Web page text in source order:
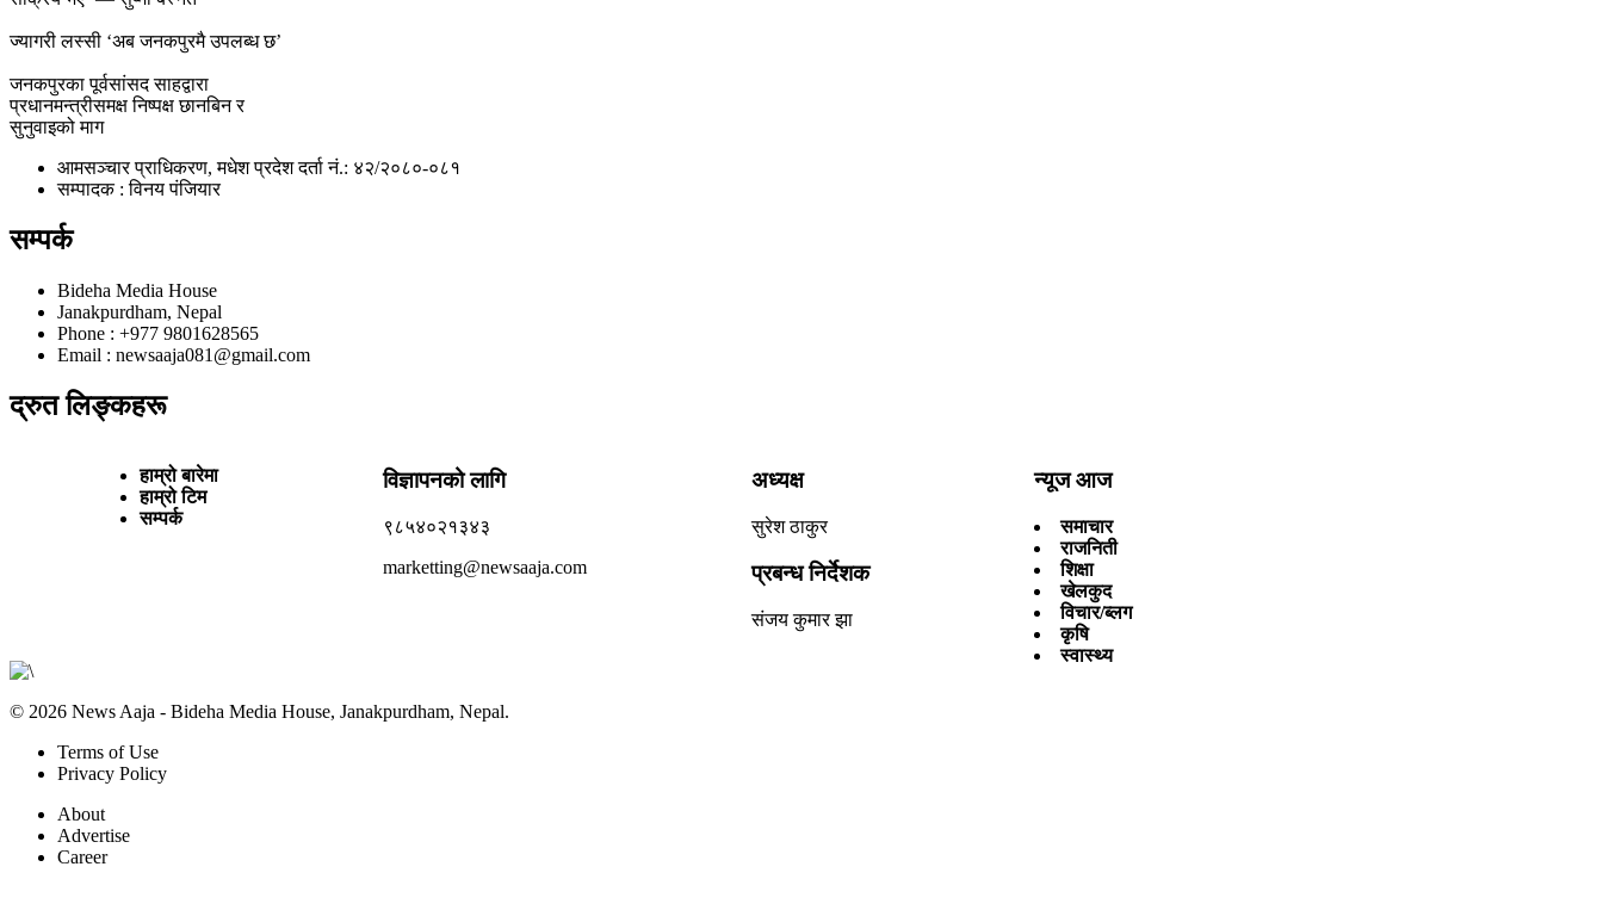
ज्यागरी लस्सी ‘अब जनकपुरमै उपलब्ध छ’
जनकपुरका पूर्वसांसद साहद्वारा
प्रधानमन्त्रीसमक्ष निष्पक्ष छानबिन र
सुनुवाइको माग
आमसञ्चार प्राधिकरण, मधेश प्रदेश दर्ता नं.: ४२/२०८०-०८१
सम्पादक : विनय पंजियार
सम्पर्क
Bideha Media House
Janakpurdham, Nepal
Phone : +977 9801628565
Email : newsaaja081@gmail.com
द्रुत लिङ्कहरू
हाम्रो बारेमा
हाम्रो टिम
सम्पर्क
विज्ञापनको लागि
९८५४०२१३४३
marketting@newsaaja.com
अध्यक्ष
सुरेश ठाकुर
प्रबन्ध निर्देशक
संजय कुमार झा
न्यूज आज
समाचार
राजनिती
शिक्षा
खेलकुद
विचार/ब्लग
कृषि
स्वास्थ्य
© 2026 News Aaja - Bideha Media House, Janakpurdham, Nepal.
Terms of Use
Privacy Policy
About
Advertise
Career